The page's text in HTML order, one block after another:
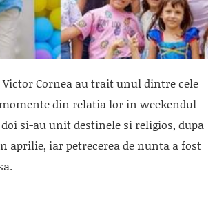
Victor Cornea au trait unul dintre cele
din relatia lor in weekendul
si-au unit destinele si religios, dupa
aprilie, iar petrecerea de nunta a fost